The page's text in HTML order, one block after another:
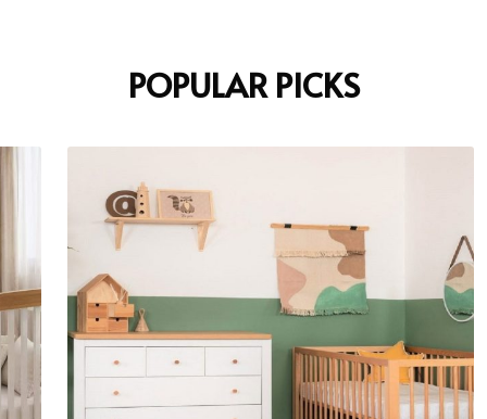
מזרן אורטופדי דאבל צד קשה בד נושם 63/66
₪500
POPULAR PICKS